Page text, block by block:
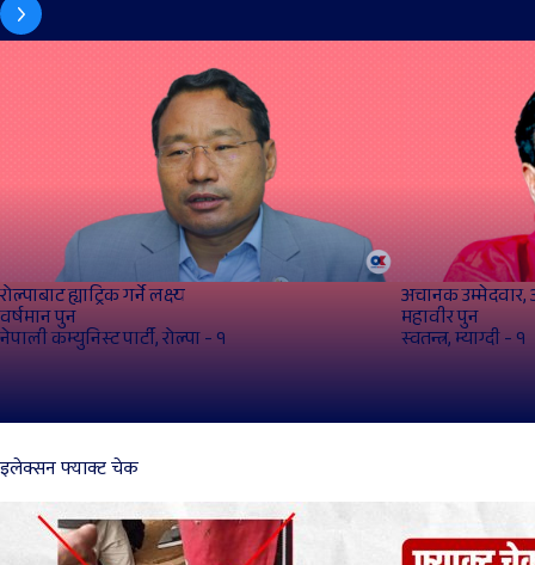
रोल्पाबाट ह्याट्रिक गर्ने लक्ष्य
वर्षमान पुन
नेपाली कम्युनिस्ट पार्टी, रोल्पा - १
अचानक उम्मेदवार,
महावीर पुन
स्वतन्त्र, म्याग्दी - १
इलेक्सन फ्याक्ट चेक